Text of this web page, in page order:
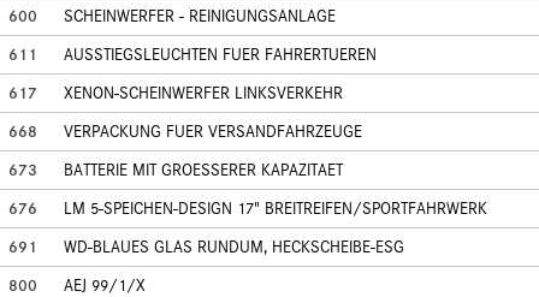
600
SCHEINWERFER - REINIGUNGSANLAGE
611
AUSSTIEGSLEUCHTEN FUER FAHRERTUEREN
617
XENON-SCHEINWERFER LINKSVERKEHR
668
VERPACKUNG FUER VERSANDFAHRZEUGE
673
BATTERIE MIT GROESSERER KAPAZITAET
676
LM 5-SPEICHEN-DESIGN 17" BREITREIFEN/SPORTFAHRWERK
691
WD-BLAUES GLAS RUNDUM, HECKSCHEIBE-ESG
800
AEJ 99/1/X